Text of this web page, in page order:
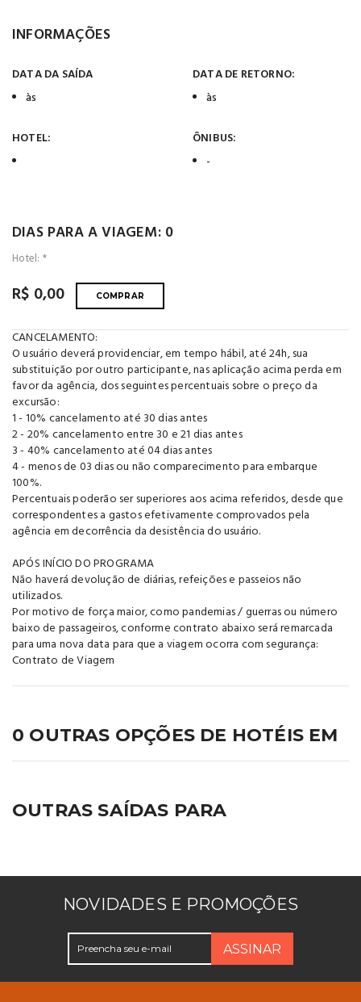
INFORMAÇÕES
DATA DA SAÍDA
às
DATA DE RETORNO:
às
HOTEL:
ÔNIBUS:
-
DIAS PARA A VIAGEM: 0
Hotel: *
R$ 0,00 COMPRAR
CANCELAMENTO:
O usuário deverá providenciar, em tempo hábil, até 24h, sua
substituição por outro participante, nas aplicação acima perda em
favor da agência, dos seguintes percentuais sobre o preço da
excursão:
1 - 10% cancelamento até 30 dias antes
2 - 20% cancelamento entre 30 e 21 dias antes
3 - 40% cancelamento até 04 dias antes
4 - menos de 03 dias ou não comparecimento para embarque
100%.
Percentuais poderão ser superiores aos acima referidos, desde que
correspondentes a gastos efetivamente comprovados pela
agência em decorrência da desistência do usuário.
APÓS INÍCIO DO PROGRAMA
Não haverá devolução de diárias, refeições e passeios não
utilizados.
Por motivo de força maior, como pandemias / guerras ou número
baixo de passageiros, conforme contrato abaixo será remarcada
para uma nova data para que a viagem ocorra com segurança:
Contrato de Viagem
0 OUTRAS OPÇÕES DE HOTÉIS EM
OUTRAS SAÍDAS PARA
NOVIDADES E PROMOÇÕES
ASSINAR